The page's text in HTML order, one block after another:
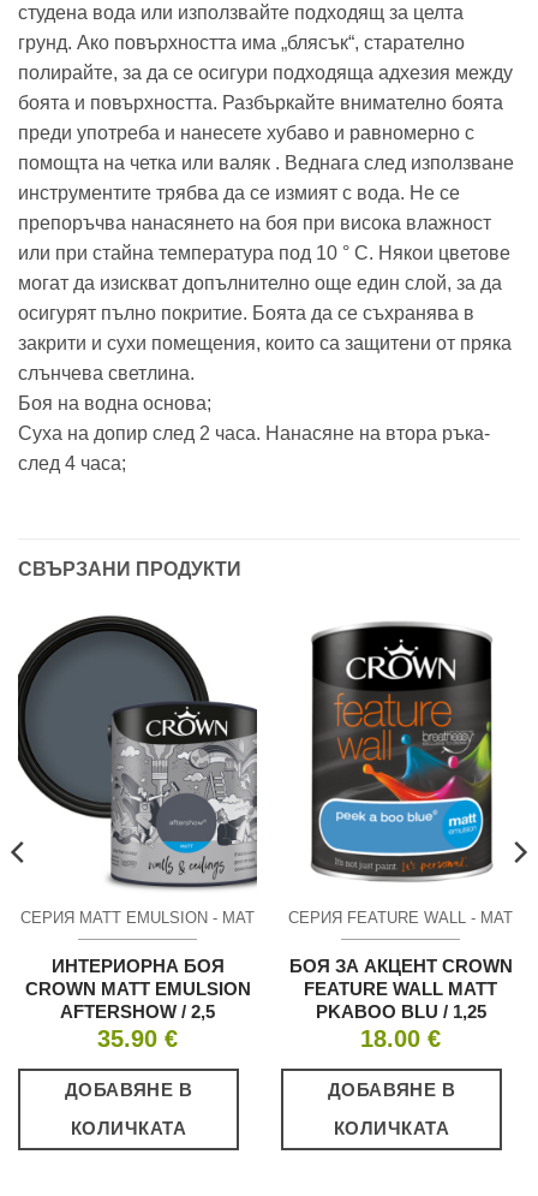
студена вода или използвайте подходящ за целта
грунд. Ако повърхността има „блясък“, старателно
полирайте, за да се осигури подходяща адхезия между
боята и повърхността. Разбъркайте внимателно боята
преди употреба и нанесете хубаво и равномерно с
помощта на четка или валяк . Веднага след използване
инструментите трябва да се измият с вода. Не се
препоръчва нанасянето на боя при висока влажност
или при стайна температура под 10 ° C. Някои цветове
могат да изискват допълнително още един слой, за да
осигурят пълно покритие. Боята да се съхранява в
закрити и сухи помещения, които са защитени от пряка
слънчева светлина.
Боя на водна основа;
Суха на допир след 2 часа. Нанасяне на втора ръка-
след 4 часа;
СВЪРЗАНИ ПРОДУКТИ
СЕРИЯ MATT EMULSION - МАТ
ИНТЕРИОРНА БОЯ
CROWN MATT EMULSION
AFTERSHOW / 2,5
35.90 €
ДОБАВЯНЕ В
КОЛИЧКАТА
СЕРИЯ FEATURE WALL - МАТ
БОЯ ЗА АКЦЕНТ CROWN
FEATURE WALL MATT
PKABOO BLU / 1,25
18.00 €
ДОБАВЯНЕ В
КОЛИЧКАТА